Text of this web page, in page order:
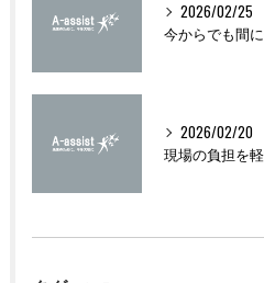
2026/02/25
2026/02/20